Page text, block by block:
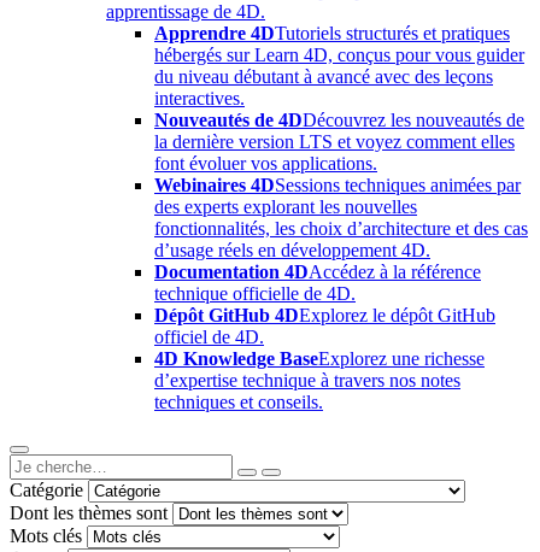
apprentissage de 4D.
Apprendre 4DTutoriels structurés et pratiques
hébergés sur Learn 4D, conçus pour vous guider
du niveau débutant à avancé avec des leçons
interactives.
Nouveautés de 4DDécouvrez les nouveautés de
la dernière version LTS et voyez comment elles
font évoluer vos applications.
Webinaires 4DSessions techniques animées par
des experts explorant les nouvelles
fonctionnalités, les choix d’architecture et des cas
d’usage réels en développement 4D.
Documentation 4DAccédez à la référence
technique officielle de 4D.
Dépôt GitHub 4DExplorez le dépôt GitHub
officiel de 4D.
4D Knowledge BaseExplorez une richesse
d’expertise technique à travers nos notes
techniques et conseils.
Catégorie
Dont les thèmes sont
Mots clés